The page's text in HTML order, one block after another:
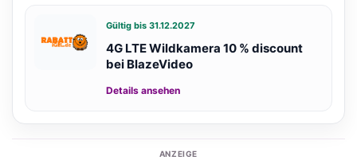
Gültig bis 31.12.2027
4G LTE Wildkamera 10 % discount
bei BlazeVideo
Details ansehen
ANZEIGE